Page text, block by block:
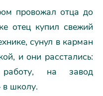
провожал отца до
отец купил свежий
сунул в карман
и они расстались:
на завод
школу.